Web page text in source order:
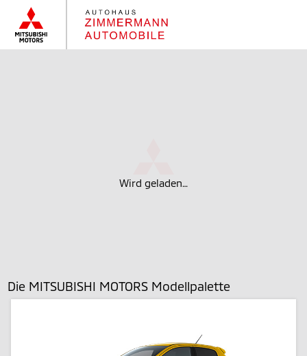
Wird geladen…
Die MITSUBISHI MOTORS Modellpalette